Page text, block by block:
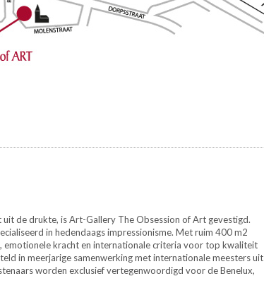
uit de drukte, is Art-Gallery The Obsession of Art gevestigd.
in hedendaags impressionisme. Met ruim 400 m2
kracht en internationale criteria voor top kwaliteit
in meerjarige samenwerking met internationale meesters uit
worden exclusief vertegenwoordigd voor de Benelux,